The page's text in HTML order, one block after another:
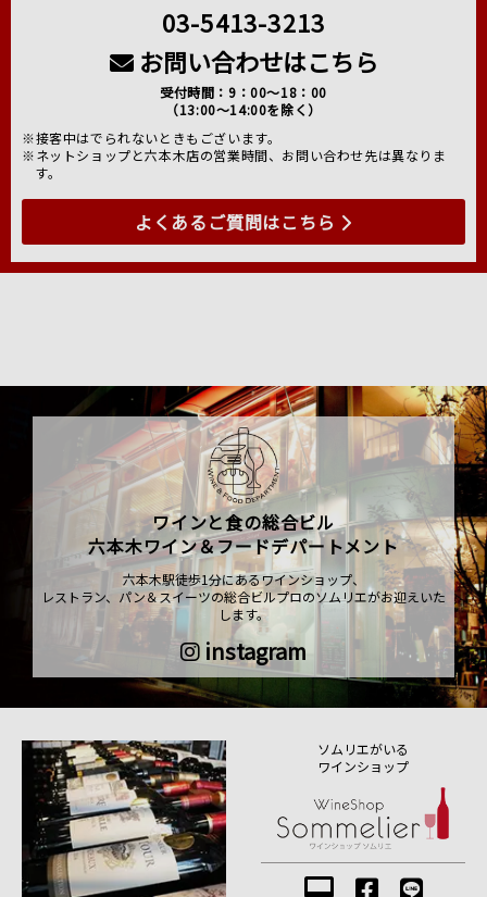
03-5413-3213
お問い合わせはこちら
受付時間：9：00～18：00
（13:00～14:00を除く）
※接客中はでられないときもございます。
※ネットショップと六本木店の営業時間、お問い合わせ先は異なりま
す。
よくあるご質問はこちら
ワインと食の総合ビル
六本木ワイン＆フードデパートメント
六本木駅徒歩1分にあるワインショップ、
レストラン、パン＆スイーツの総合ビルプロのソムリエがお迎えいた
します。
instagram
ソムリエがいる
ワインショップ